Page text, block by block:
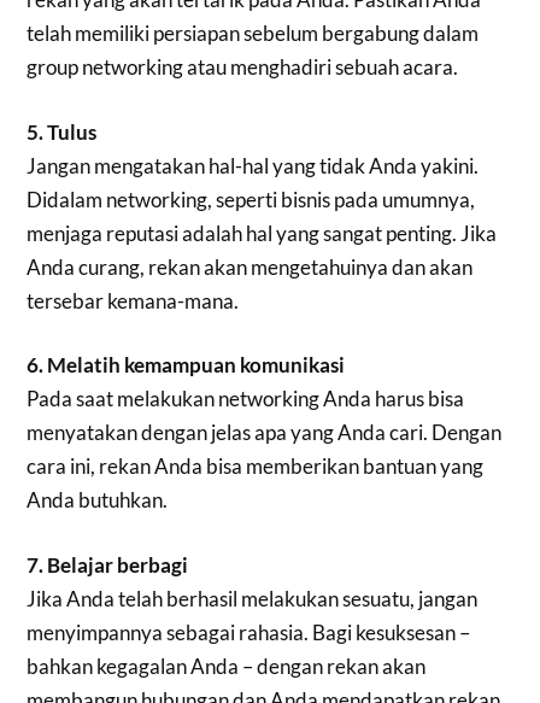
telah memiliki persiapan sebelum bergabung dalam
group networking atau menghadiri sebuah acara.
5. Tulus
Jangan mengatakan hal-hal yang tidak Anda yakini.
Didalam networking, seperti bisnis pada umumnya,
menjaga reputasi adalah hal yang sangat penting. Jika
Anda curang, rekan akan mengetahuinya dan akan
tersebar kemana-mana.
6. Melatih kemampuan komunikasi
Pada saat melakukan networking Anda harus bisa
menyatakan dengan jelas apa yang Anda cari. Dengan
cara ini, rekan Anda bisa memberikan bantuan yang
Anda butuhkan.
7. Belajar berbagi
Jika Anda telah berhasil melakukan sesuatu, jangan
menyimpannya sebagai rahasia. Bagi kesuksesan –
bahkan kegagalan Anda – dengan rekan akan